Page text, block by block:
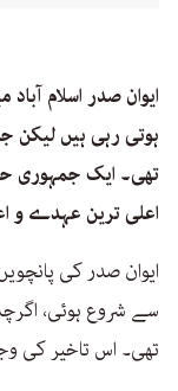
ایوان صدر اسلام
ہوتی رہی ہیں لیکن
تھی۔ ایک جمہوری
اعلی ترین عہدے و
ایوان صدر کی
سے شروع ہوئی،
تھی۔ اس تاخیر کی